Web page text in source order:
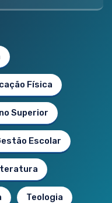
Física
Superior
Escolar
Teologia